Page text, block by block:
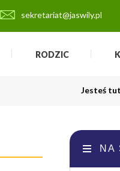
sekretariat@jaswily.pl
RODZIC
Jesteś
NA